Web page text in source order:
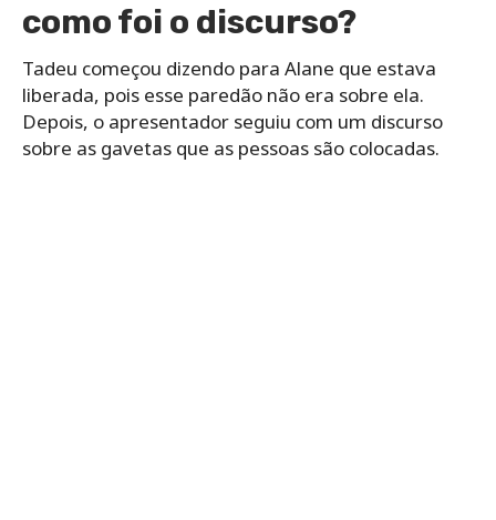
como foi o discurso?
Tadeu começou dizendo para Alane que estava
liberada, pois esse paredão não era sobre ela.
Depois, o apresentador seguiu com um discurso
sobre as gavetas que as pessoas são colocadas.